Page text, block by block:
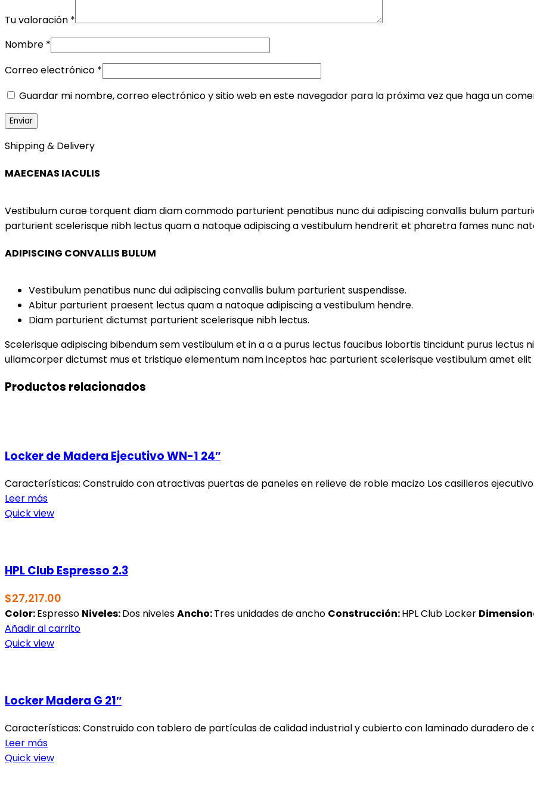
Tu valoración *
Nombre *
Correo electrónico *
Guardar mi nombre, correo electrónico y sitio web en este navegador para la próxima vez que haga un
Shipping & Delivery
MAECENAS IACULIS
Vestibulum curae torquent diam diam commodo parturient penatibus nunc dui adipiscing convallis bulum
parturient scelerisque nibh lectus quam a natoque adipiscing a vestibulum hendrerit et pharetra fames nunc
ADIPISCING CONVALLIS BULUM
Vestibulum penatibus nunc dui adipiscing convallis bulum parturient suspendisse.
Abitur parturient praesent lectus quam a natoque adipiscing a vestibulum hendre.
Diam parturient dictumst parturient scelerisque nibh lectus.
Scelerisque adipiscing bibendum sem vestibulum et in a a a purus lectus faucibus lobortis tincidunt purus lectus
ullamcorper dictumst mus et tristique elementum nam inceptos hac parturient scelerisque vestibulum amet
Productos relacionados
Locker de Madera Ejecutivo WN-1 24″
Características: Construido con atractivas puertas de paneles en relieve de roble macizo Los casilleros
Leer más
Quick view
HPL Club Espresso 2.3
$27,217.00
Color:Espresso Niveles:Dos nivelesAncho:Tres unidades de ancho Construcción:HPL Club Locker
Añadir al carrito
Quick view
Locker Madera G 21″
Características: Construido con tablero de partículas de calidad industrial y cubierto con laminado duradero de
Leer más
Quick view